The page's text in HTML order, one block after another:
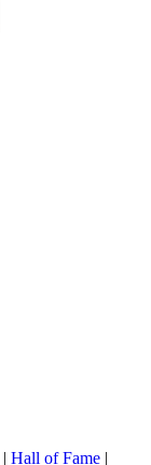
| Hall of Fame |